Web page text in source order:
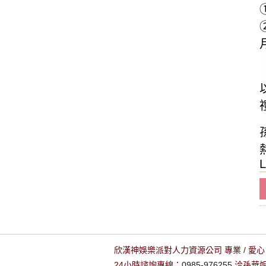
欣漢神娛樂派對人力資源公司 專業 / 愛